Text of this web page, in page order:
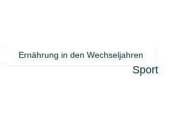
Ernährung in den Wechseljahren
Sport